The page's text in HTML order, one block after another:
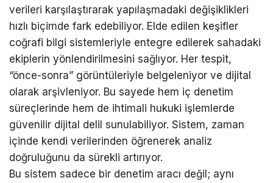
verileri karşılaştırarak yapılaşmadaki değişiklikleri
hızlı biçimde fark edebiliyor. Elde edilen keşifler
coğrafi bilgi sistemleriyle entegre edilerek sahadaki
ekiplerin yönlendirilmesini sağlıyor. Her tespit,
“önce-sonra” görüntüleriyle belgeleniyor ve dijital
olarak arşivleniyor. Bu sayede hem iç denetim
süreçlerinde hem de ihtimali hukuki işlemlerde
güvenilir dijital delil sunulabiliyor. Sistem, zaman
içinde kendi verilerinden öğrenerek analiz
doğruluğunu da sürekli artırıyor.
Bu sistem sadece bir denetim aracı değil; aynı